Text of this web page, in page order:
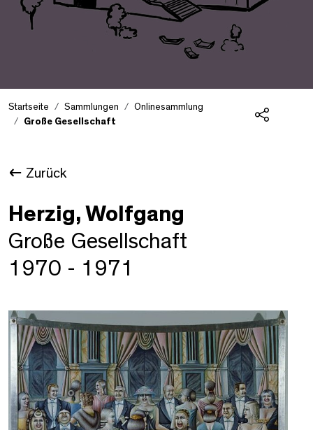
Startseite Sammlungen
Onlinesammlung
Große Gesellschaft
Zurück
Herzig, Wolfgang
Große Gesellschaft
1970 - 1971